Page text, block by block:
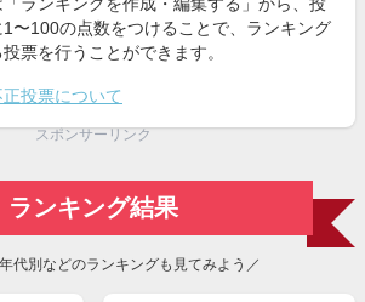
〜100の点数をつけることで、ランキング
票を行うことができます。
投票について
スポンサーリンク
ランキング結果
代別などのランキングも見てみよう／